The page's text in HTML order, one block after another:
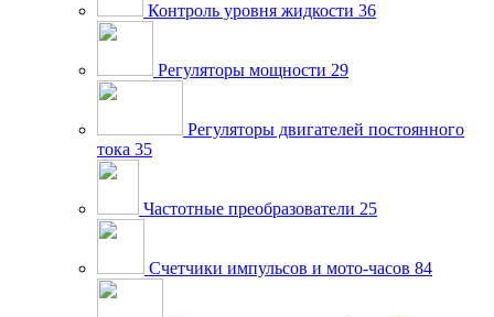
Контроль уровня жидкости 36
Регуляторы мощности 29
Регуляторы двигателей постоянного
тока 35
Частотные преобразователи 25
Счетчики импульсов и мото-часов 84